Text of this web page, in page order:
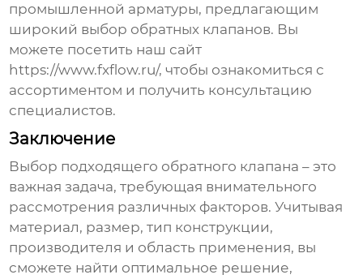
промышленной арматуры, предлагающим
широкий выбор обратных клапанов. Вы
можете посетить наш сайт
https://www.fxflow.ru/, чтобы ознакомиться с
ассортиментом и получить консультацию
специалистов.
Заключение
Выбор подходящего обратного клапана – это
важная задача, требующая внимательного
рассмотрения различных факторов. Учитывая
материал, размер, тип конструкции,
производителя и область применения, вы
сможете найти оптимальное решение,